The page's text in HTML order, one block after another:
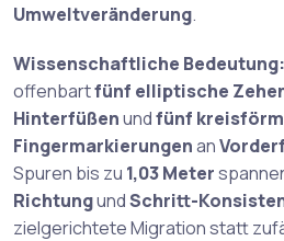
Umweltveränderung.
Wissenschaftliche Bedeutung:
offenbartfünf elliptische
Hinterfüßenundfünf
Fingermarkierungenan
Spuren bis zu 1,03 Meter
RichtungundSchritt-
zielgerichtete Migration statt